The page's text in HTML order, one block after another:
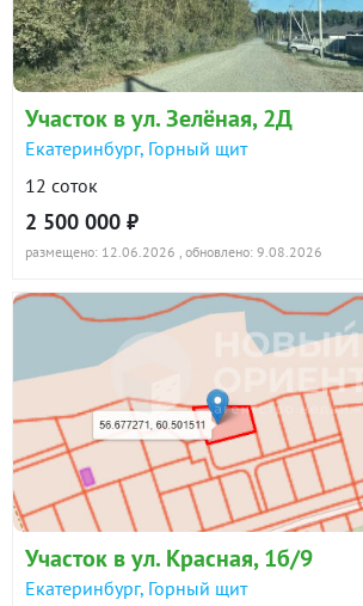
Участок в ул. Зелёная, 2Д
Екатеринбург, Горный щит
12 соток
2 500 000 ₽
размещено: 12.06.2026 , обновлено: 9.08.2026
Участок в ул. Красная, 1б/9
Екатеринбург, Горный щит